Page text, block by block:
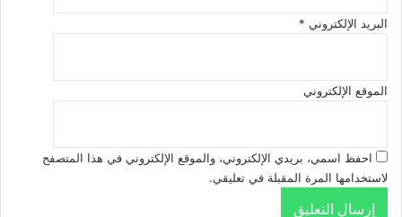
البريد الإلكتروني *
الموقع الإلكتروني
احفظ اسمي، بريدي الإلكتروني، والموقع الإلكتروني في هذا المتصفح
لاستخدامها المرة المقبلة في تعليقي.